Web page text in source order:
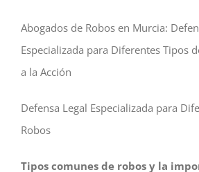
Abogados de Robos en Murcia:
Especializada para Diferentes Tipos
a la Acción
Defensa Legal Especializada para
Robos
Tipos comunes de robos y la